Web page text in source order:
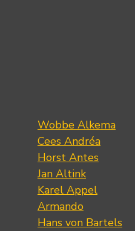
Wobbe Alkema
Cees Andréa
Horst Antes
Jan Altink
Karel Appel
Armando
Hans von Bartels